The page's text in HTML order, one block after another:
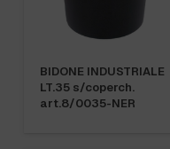
BIDONE INDUSTRIALE
LT.35 s/coperch.
art.8/0035-NER